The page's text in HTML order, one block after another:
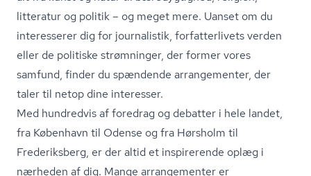
litteratur og politik – og meget mere. Uanset om du
interesserer dig for journalistik, for­fat­ter­li­vets verden
eller de politiske strømninger, der former vores
samfund, finder du spændende arrangementer, der
taler til netop dine interesser.
Med hundredvis af foredrag og debatter i hele landet,
fra København til Odense og fra Hørsholm til
Frederiksberg, er der altid et inspirerende oplæg i
nærheden af dig. Mange arrangementer er